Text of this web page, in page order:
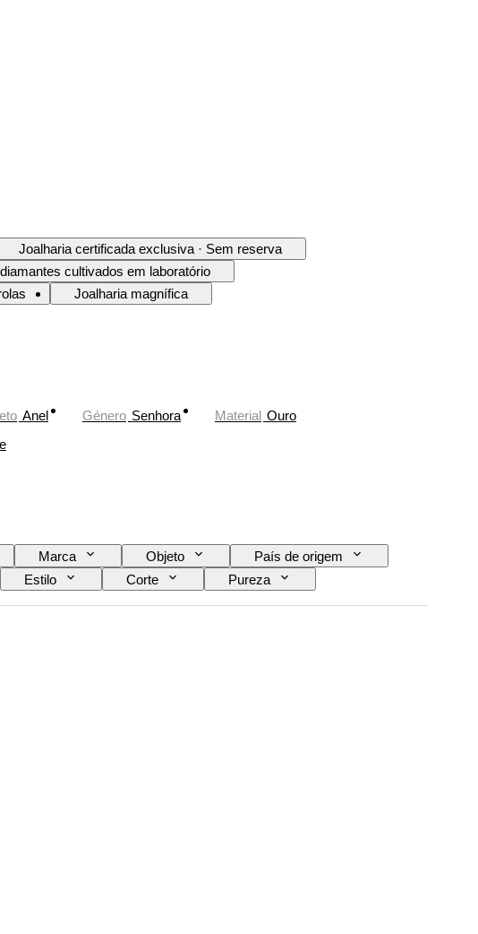
Joalharia certificada exclusiva · Sem reserva
cultivados em laboratório
Joalharia magnífica
Anel Género Senhora Material Ouro
Marca Objeto
País de origem
Estilo Corte
Pureza
Tratamento
Tipo de diamante